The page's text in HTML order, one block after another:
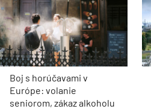
Boj s horúčavami v
Európe: volanie
seniorom, zákaz alkoholu